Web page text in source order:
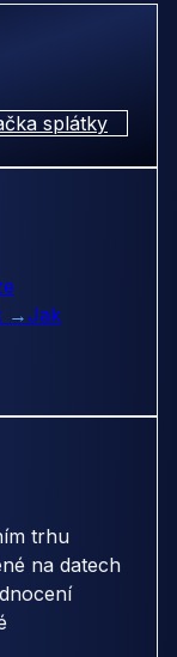
splátky
→Jak
trhu
na datech